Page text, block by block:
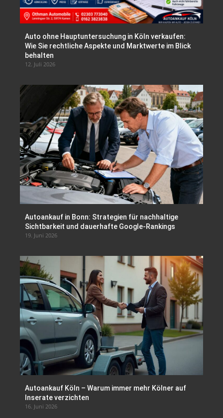
Auto ohne Hauptuntersuchung in Köln verkaufen:
Wie Sie rechtliche Aspekte und Marktwerte im Blick
behalten
12. Juli 2026
Autoankauf in Bonn: Strategien für nachhaltige
Sichtbarkeit und dauerhafte Google-Rankings
19. Juni 2026
Autoankauf Köln – Warum immer mehr Kölner auf
Inserate verzichten
16. Juni 2026